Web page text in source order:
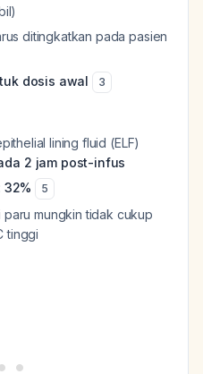
ditingkatkan pada pasien
dosis awal 3
lining fluid (ELF)
2 jam post-infus
32% 5
paru mungkin tidak cukup
tinggi